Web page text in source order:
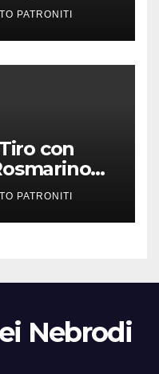
PATRONITI
con
PATRONITI
Nebrodi